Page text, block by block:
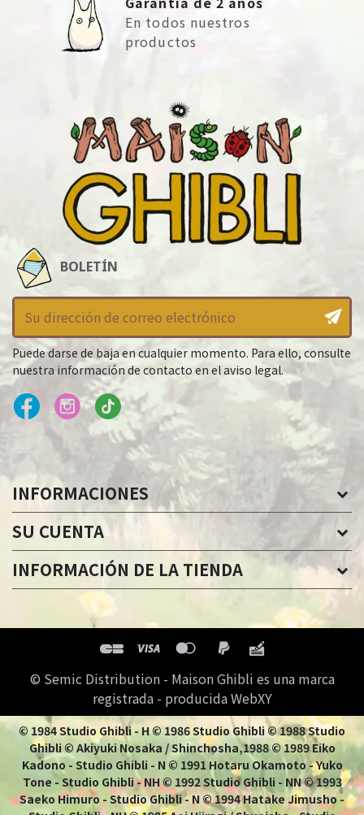
En todos nuestros
productos
BOLETÍN
Puede darse de baja en cualquier momento. Para ello, consulte
nuestra información de contacto en el aviso legal.
INFORMACIONES
SU CUENTA
INFORMACIÓN DE LA TIENDA
© Semic Distribution - Maison Ghibli es una marca
registrada - producida WebXY
© 1984 Studio Ghibli - H © 1986 Studio Ghibli © 1988 Studio
Ghibli © Akiyuki Nosaka / Shinchosha,1988 © 1989 Eiko
Kadono - Studio Ghibli - N © 1991 Hotaru Okamoto - Yuko
Tone - Studio Ghibli - NH © 1992 Studio Ghibli - NN © 1993
Saeko Himuro - Studio Ghibli - N © 1994 Hatake Jimusho -